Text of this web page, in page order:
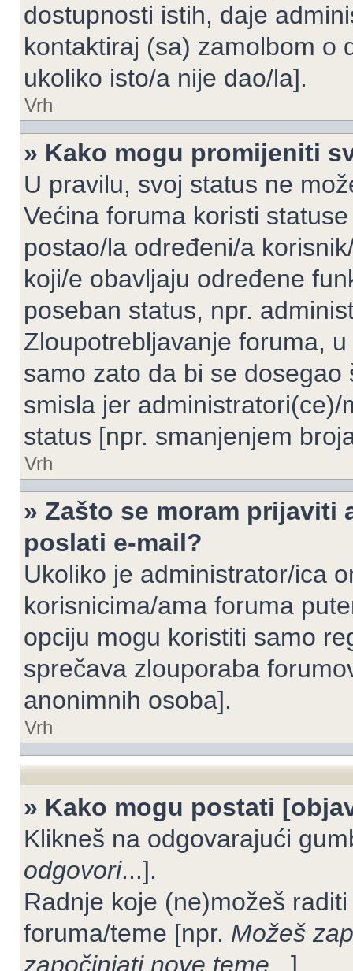
dostupnosti istih, daje
kontaktiraj (sa) zamolbom o
ukoliko isto/a nije dao/la].
Vrh
» Kako mogu promijeniti
U pravilu, svoj status ne
Većina foruma koristi
postao/la određeni/a
koji/e obavljaju određene
poseban status, npr.
Zloupotrebljavanje foruma,
samo zato da bi se
smisla jer
status [npr. smanjenjem
Vrh
» Zašto se moram prijaviti
poslati e-mail?
Ukoliko je administrator/ica
korisnicima/ama foruma
opciju mogu koristiti samo
sprečava zlouporaba
anonimnih osoba].
Vrh
» Kako mogu postati
Klikneš na odgovarajući
odgovori...].
Radnje koje (ne)možeš
foruma/teme [npr. Možeš
započinjati nove teme ...].